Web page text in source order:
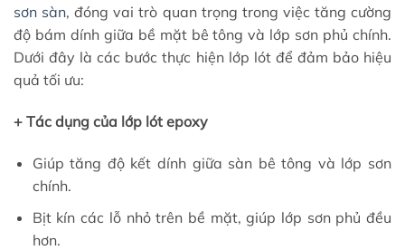
sơn sàn, đóng vai trò quan trọng trong việc tăng cường
độ bám dính giữa bề mặt bê tông và lớp sơn phủ chính.
Dưới đây là các bước thực hiện lớp lót để đảm bảo hiệu
quả tối ưu:
+ Tác dụng của lớp lót epoxy
Giúp tăng độ kết dính giữa sàn bê tông và lớp sơn
chính.
Bịt kín các lỗ nhỏ trên bề mặt, giúp lớp sơn phủ đều
hơn.